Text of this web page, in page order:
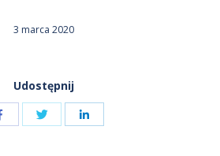
3 marca 2020
Udostępnij
Udostępnij Udostępnij